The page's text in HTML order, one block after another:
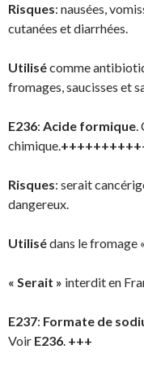
Risques: nausées,
cutanées et diarrhées.
Utilisécomme
fromages, saucisses et
E236: Acide formique.
chimique.
Risques: serait
dangereux.
Utilisédans le fromage
« Serait » interdit en
E237: Formate de
Voir E236. +++